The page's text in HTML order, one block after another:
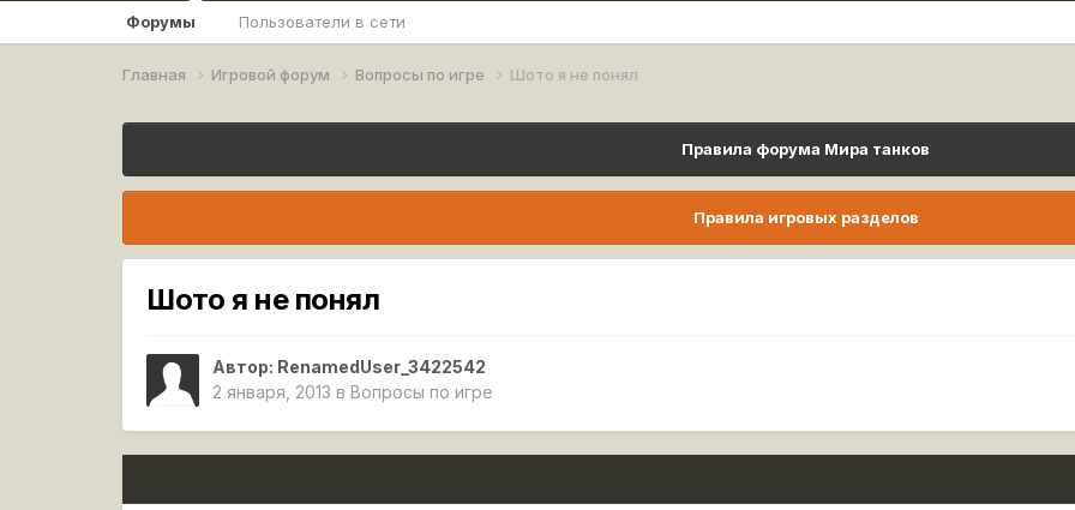
Форумы Пользователи в сети
Главная Игровой форум Вопросы по игре Шото я не понял
Правила форума Мира танков
Правила игровых разделов
Шото я не понял
Автор: RenamedUser_3422542
2 января, 2013 в Вопросы по игре